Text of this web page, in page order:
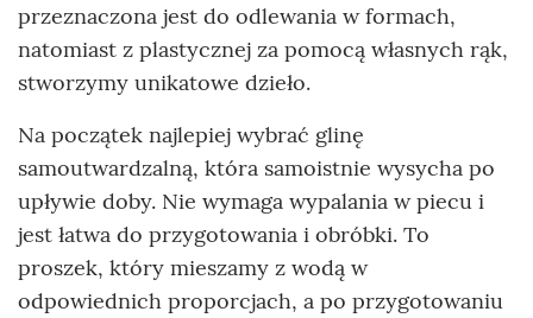
przeznaczona jest do odlewania w formach,
natomiast z plastycznej za pomocą własnych rąk,
stworzymy unikatowe dzieło.
Na początek najlepiej wybrać glinę
samoutwardzalną, która samoistnie wysycha po
upływie doby. Nie wymaga wypalania w piecu i
jest łatwa do przygotowania i obróbki. To
proszek, który mieszamy z wodą w
odpowiednich proporcjach, a po przygotowaniu